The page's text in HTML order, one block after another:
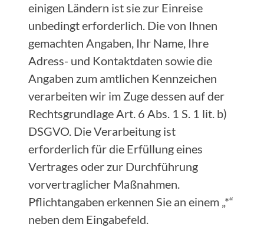
einigen Ländern ist sie zur Einreise
unbedingt erforderlich. Die von Ihnen
gemachten Angaben, Ihr Name, Ihre
Adress- und Kontaktdaten sowie die
Angaben zum amtlichen Kennzeichen
verarbeiten wir im Zuge dessen auf der
Rechtsgrundlage Art. 6 Abs. 1 S. 1 lit. b)
DSGVO. Die Verarbeitung ist
erforderlich für die Erfüllung eines
Vertrages oder zur Durchführung
vorvertraglicher Maßnahmen.
Pflichtangaben erkennen Sie an einem „*“
neben dem Eingabefeld.